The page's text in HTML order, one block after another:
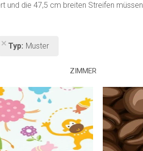
und die 47,5 cm breiten Streifen
Typ Muster
ZIMMER